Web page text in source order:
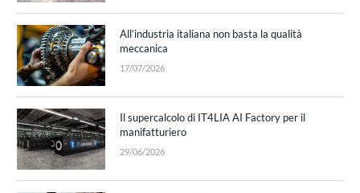
All’industria italiana non basta la qualità
meccanica
17/07/2026
Il supercalcolo di IT4LIA AI Factory per il
manifatturiero
29/06/2026